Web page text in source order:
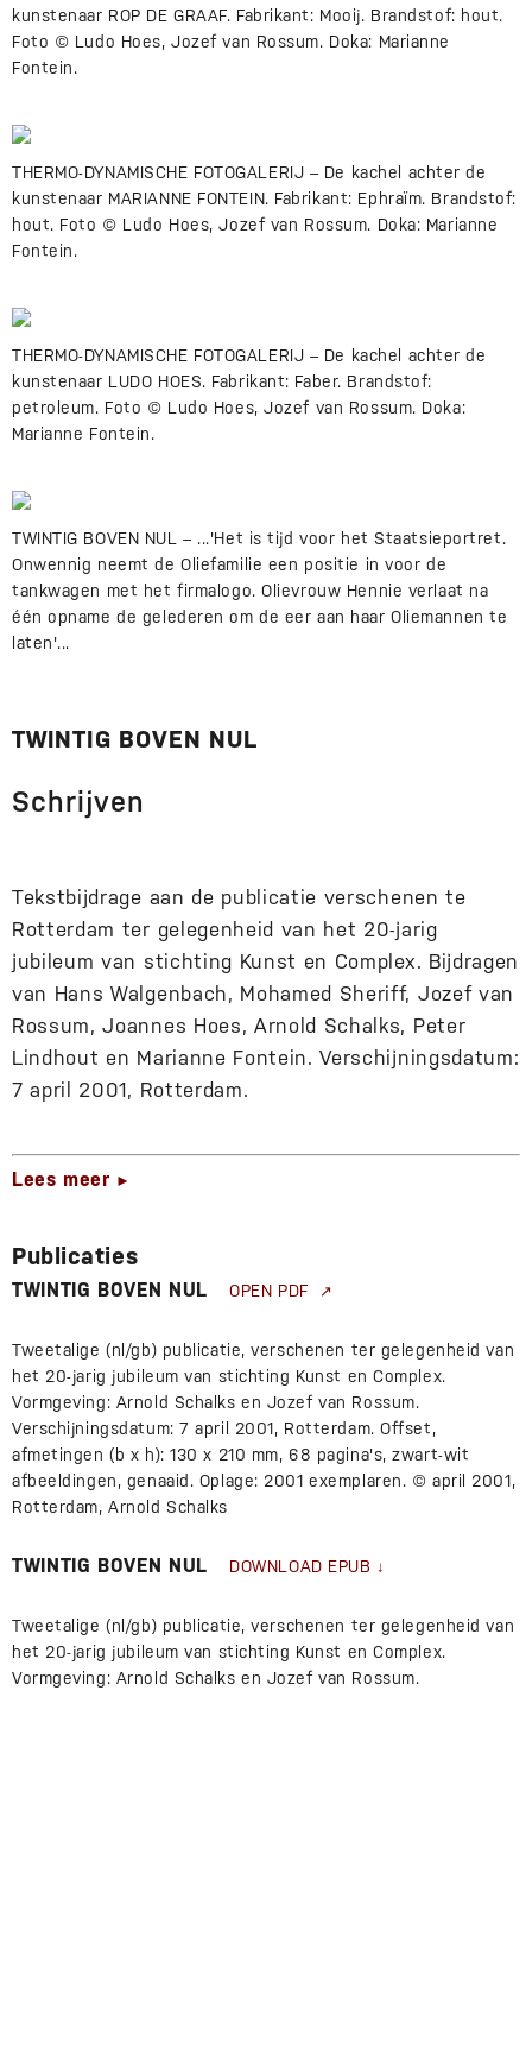
kunstenaar ROP DE GRAAF. Fabrikant: Mooij. Brandstof: hout.
Foto © Ludo Hoes, Jozef van Rossum. Doka: Marianne
Fontein.
THERMO-DYNAMISCHE FOTOGALERIJ – De kachel achter de
kunstenaar MARIANNE FONTEIN. Fabrikant: Ephraïm. Brandstof:
hout. Foto © Ludo Hoes, Jozef van Rossum. Doka: Marianne
Fontein.
THERMO-DYNAMISCHE FOTOGALERIJ – De kachel achter de
kunstenaar LUDO HOES. Fabrikant: Faber. Brandstof:
petroleum. Foto © Ludo Hoes, Jozef van Rossum. Doka:
Marianne Fontein.
TWINTIG BOVEN NUL – ...'Het is tijd voor het Staatsieportret.
Onwennig neemt de Oliefamilie een positie in voor de
tankwagen met het firmalogo. Olievrouw Hennie verlaat na
één opname de gelederen om de eer aan haar Oliemannen te
laten'...
TWINTIG BOVEN NUL
Schrijven
Tekstbijdrage aan de publicatie verschenen te
Rotterdam ter gelegenheid van het 20-jarig
jubileum van stichting Kunst en Complex. Bijdragen
van Hans Walgenbach, Mohamed Sheriff, Jozef van
Rossum, Joannes Hoes, Arnold Schalks, Peter
Lindhout en Marianne Fontein. Verschijningsdatum:
7 april 2001, Rotterdam.
Lees meer ►
Publicaties
TWINTIG BOVEN NUL OPEN PDF
Tweetalige (nl/gb) publicatie, verschenen ter gelegenheid van
het 20-jarig jubileum van stichting Kunst en Complex.
Vormgeving: Arnold Schalks en Jozef van Rossum.
Verschijningsdatum: 7 april 2001, Rotterdam. Offset,
afmetingen (b x h): 130 x 210 mm, 68 pagina's, zwart-wit
afbeeldingen, genaaid. Oplage: 2001 exemplaren. © april 2001,
Rotterdam, Arnold Schalks
TWINTIG BOVEN NUL DOWNLOAD EPUB
Tweetalige (nl/gb) publicatie, verschenen ter gelegenheid van
het 20-jarig jubileum van stichting Kunst en Complex.
Vormgeving: Arnold Schalks en Jozef van Rossum.